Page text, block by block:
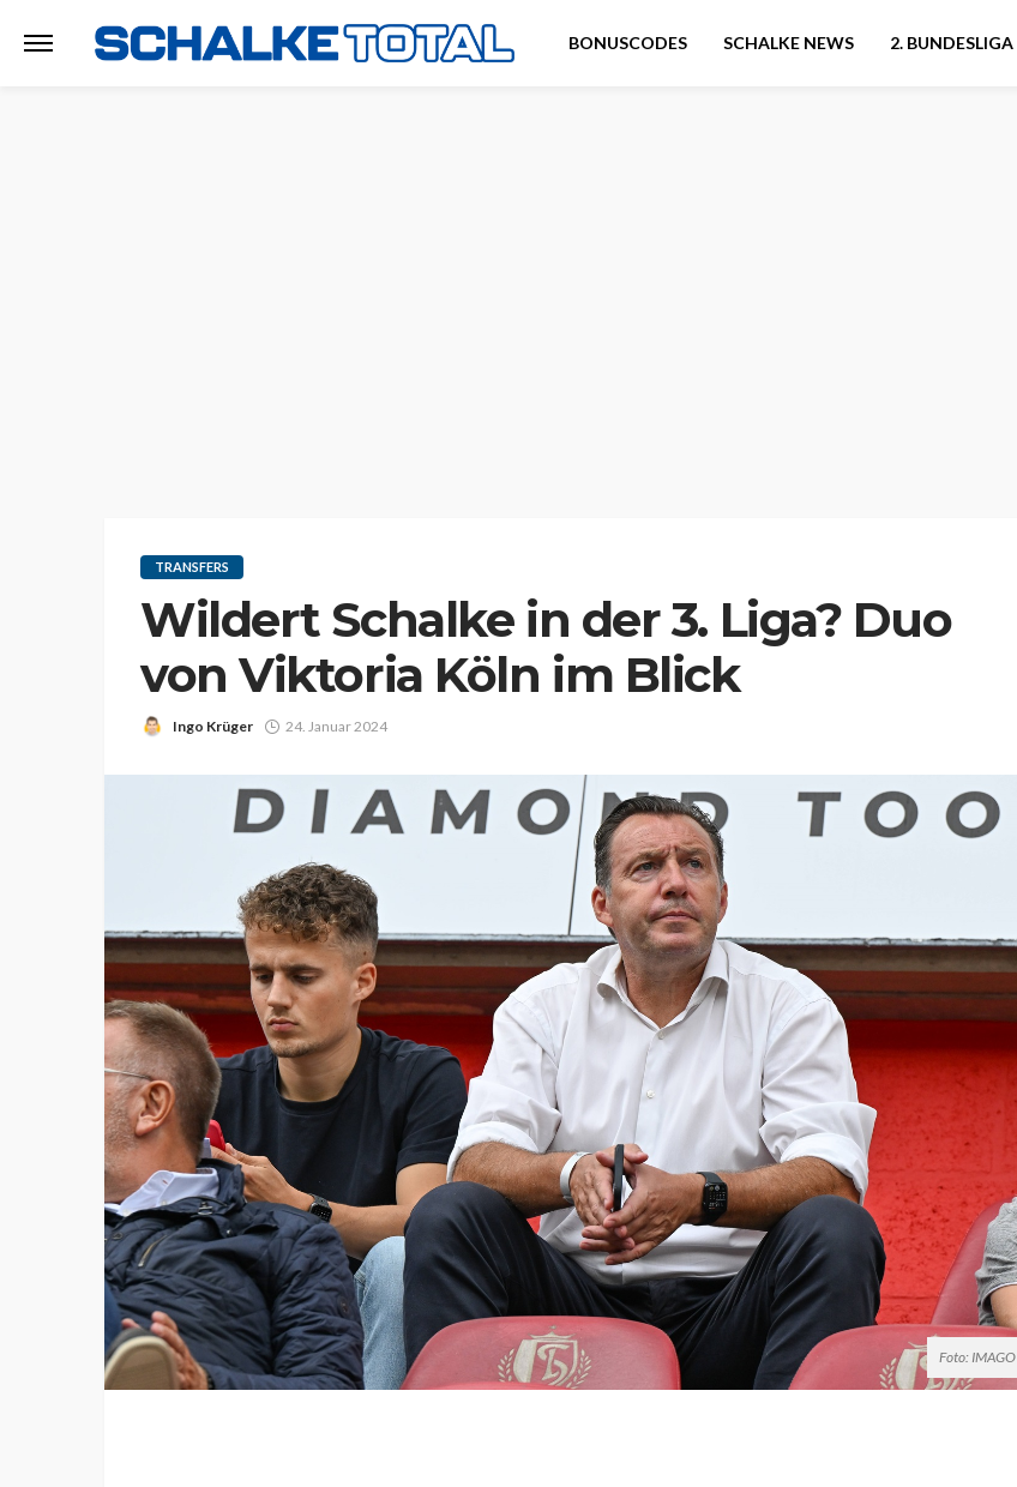
BONUSCODES SCHALKE NEWS 2. BUNDESLIGA
TRANSFERS
Wildert Schalke in der 3. Liga? Duo
von Viktoria Köln im Blick
Ingo Krüger 24. Januar 2024
Foto: IMAGO